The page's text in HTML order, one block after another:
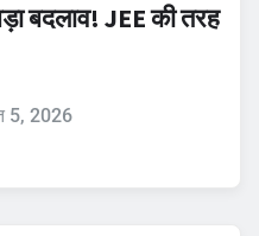
बदलाव! JEE की तरह
5, 2026